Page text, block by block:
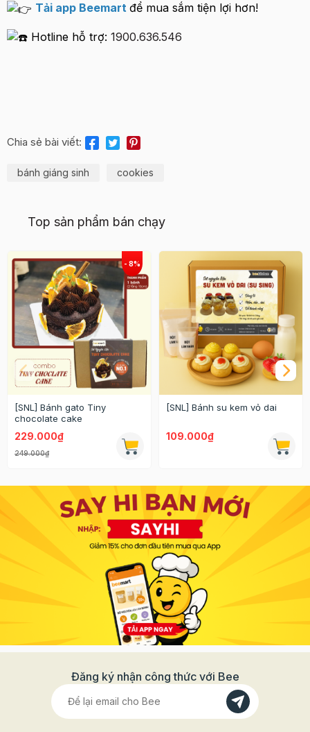
Tải app Beemart để mua sắm tiện lợi hơn!
Hotline hỗ trợ: 1900.636.546
Chia sẻ bài viết:
bánh giáng sinh cookies
Top sản phẩm bán chạy
[SNL] Bánh gato Tiny
chocolate cake
229.000₫
249.000₫
[SNL] Bánh su kem vỏ dai
109.000₫
Đăng ký nhận công thức với Bee